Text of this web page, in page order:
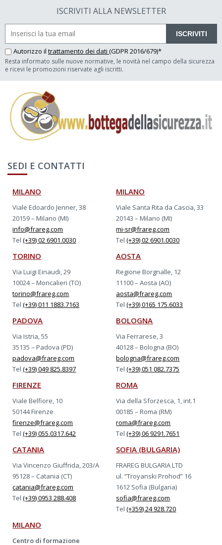
ISCRIVITI ALLA NEWSLETTER
ISCRIVITI
Autorizzo il trattamento dei dati (GDPR 2016/679)*
Resta informato sulle nuove normative, le novità nel campo della sicurezza
e ricevi le promozioni riservate agli iscritti.
SEDI E CONTATTI
MILANO
Viale Edoardo Jenner, 38
20159 – Milano (MI)
info@frareg.com
Tel(+39) 02 6901.0030
MILANO
Viale Santa Rita da Cascia, 33
20143 – Milano (MI)
mi-sr@frareg.com
Tel(+39) 02 6901.0030
TORINO
Via Luigi Einaudi, 29
10024 – Moncalieri (TO)
torino@frareg.com
Tel(+39) 011 1883.7163
AOSTA
Regione Borgnalle, 12
11100 – Aosta (AO)
aosta@frareg.com
Tel(+39) 0165 175.6033
PADOVA
Via Istria, 55
35135 – Padova (PD)
padova@frareg.com
Tel(+39) 049 825.8397
BOLOGNA
Via Ferrarese, 3
40128 – Bologna (BO)
bologna@frareg.com
Tel(+39) 051 082.7375
FIRENZE
Viale Belfiore, 10
50144 Firenze
firenze@frareg.com
Tel(+39) 055.0317.642
ROMA
Via della Sforzesca, 1, int.1
00185 – Roma (RM)
roma@frareg.com
Tel(+39) 06 9291.7651
CATANIA
Via Vincenzo Giuffrida, 203/A
95128 – Catania (CT)
catania@frareg.com
Tel(+39) 0953 288.408
SOFIA (BULGARIA)
FRAREG BULGARIA LTD
ul. “Troyanski Prohod” 16
1612 Sofia (Bulgaria)
sofia@frareg.com
Tel(+359) 24 928.720
MILANO
Centro di formazione